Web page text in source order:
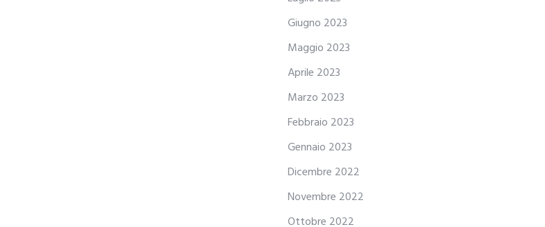
Giugno 2023
Maggio 2023
Aprile 2023
Marzo 2023
Febbraio 2023
Gennaio 2023
Dicembre 2022
Novembre 2022
Ottobre 2022